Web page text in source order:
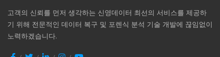
고객의 신뢰를 먼저 생각하는 신영데이터 최선의 서비스를 제공하
기 위해 전문적인 데이터 복구 및 포렌식 분석 기술 개발에 끊임없이
노력하겠습니다.